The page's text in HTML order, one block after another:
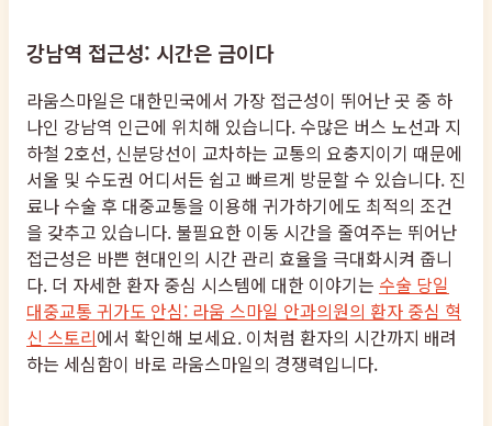
강남역 접근성: 시간은 금이다
라움스마일은 대한민국에서 가장 접근성이 뛰어난 곳 중 하
나인 강남역 인근에 위치해 있습니다. 수많은 버스 노선과 지
하철 2호선, 신분당선이 교차하는 교통의 요충지이기 때문에
서울 및 수도권 어디서든 쉽고 빠르게 방문할 수 있습니다. 진
료나 수술 후 대중교통을 이용해 귀가하기에도 최적의 조건
을 갖추고 있습니다. 불필요한 이동 시간을 줄여주는 뛰어난
접근성은 바쁜 현대인의 시간 관리 효율을 극대화시켜 줍니
다. 더 자세한 환자 중심 시스템에 대한 이야기는 수술 당일
대중교통 귀가도 안심: 라움 스마일 안과의원의 환자 중심 혁
신 스토리에서 확인해 보세요. 이처럼 환자의 시간까지 배려
하는 세심함이 바로 라움스마일의 경쟁력입니다.